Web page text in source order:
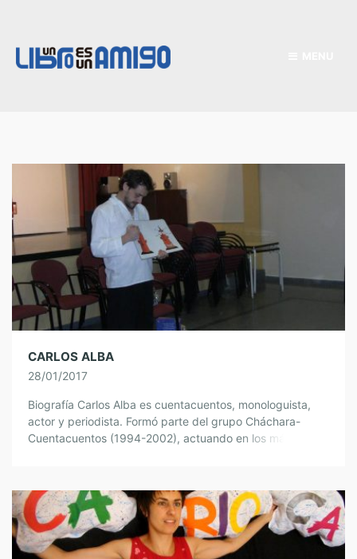
CARLOS ALBA
28/01/2017
Biografía Carlos Alba es cuentacuentos, monologuista,
actor y periodista. Formó parte del grupo Cháchara-
Cuentacuentos (1994-2002), actuando en los más